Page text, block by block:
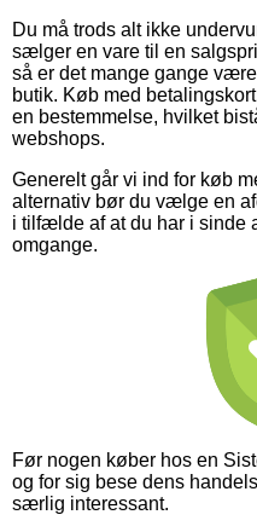
Du må trods alt ikke
sælger en vare til en
så er det mange gange
butik. Køb med
en bestemmelse, hvilket
webshops.
Generelt går vi ind for køb
alternativ bør du vælge en
i tilfælde af at du har i sinde
omgange.
Før nogen køber hos en
og for sig bese dens
særlig interessant.